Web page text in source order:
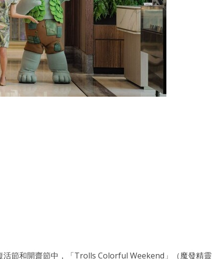
節和開齋節中，「Trolls Colorful Weekend」（魔發精靈